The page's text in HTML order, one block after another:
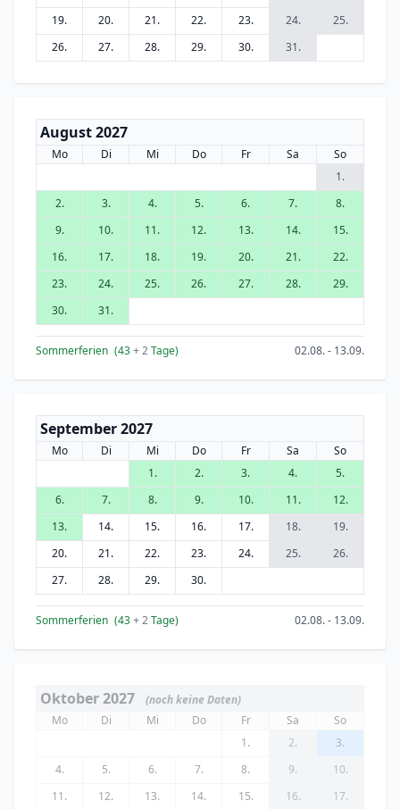
19.
20. 21. 22. 23. 24.
25.
26.
27. 28. 29. 30. 31.
August 2027
Mo Di Mi Do Fr Sa
So
1.
2.
3. 4. 5. 6. 7.
8.
9.
10. 11. 12. 13. 14.
15.
16.
17. 18. 19. 20. 21.
22.
23.
24. 25. 26. 27. 28.
29.
30.
31.
Sommerferien (43+ 2Tage) 02.08. - 13.09.
September 2027
Mo Di Mi Do Fr Sa
So
1.
2. 3. 4.
5.
6.
7. 8. 9. 10. 11.
12.
13.
14. 15. 16. 17. 18.
19.
20.
21. 22. 23. 24. 25.
26.
27.
28. 29. 30.
Sommerferien (43+ 2Tage) 02.08. - 13.09.
Oktober 2027
(noch keine Daten)
Mo
Di Mi Do Fr Sa
So
1.
2.
3.
4.
5. 6. 7. 8. 9.
10.
11.
12. 13. 14. 15. 16.
17.